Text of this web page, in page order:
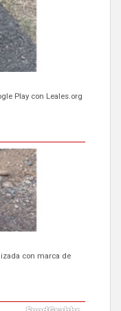
con marca de
CANARIA
de la zona los